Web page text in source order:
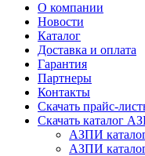
О компании
Новости
Каталог
Доставка и оплата
Гарантия
Партнеры
Контакты
Скачать прайс-
Скачать каталог
АЗПИ
АЗПИ